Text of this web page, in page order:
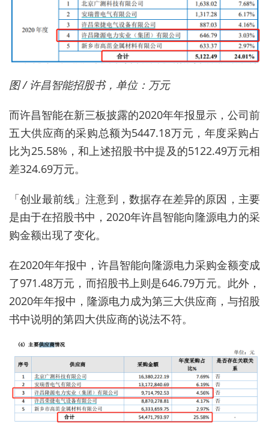
图 / 许昌智能招股书，单位：万元
而许昌智能在新三板披露的2020年年报显示，公司前
五大供应商的采购总额为5447.18万元，年度采购占
比为25.58%，和上述招股书中提及的5122.49万元相
差324.69万元。
「创业最前线」注意到，数据存在差异的原因，主要
是由于在招股书中，2020年许昌智能向隆源电力的采
购金额出现了变化。
在2020年年报中，许昌智能向隆源电力采购金额变成
了971.48万元，而招股书上则是646.79万元。此外，
2020年年报中，隆源电力成为第三大供应商，与招股
书中说明的第四大供应商的说法不符。